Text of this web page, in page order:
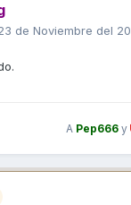
de Noviembre del
A Pep666 y